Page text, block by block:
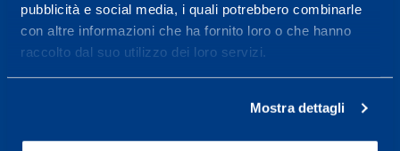
pubblicità e social media, i quali potrebbero combinarle
con altre informazioni che ha fornito loro o che hanno
raccolto dal suo utilizzo dei loro servizi.
Mostra dettagli
Servizi
Servizi Medici
Test di valutazione